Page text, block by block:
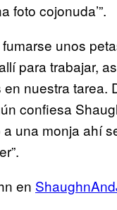
foto cojonuda’”.
unos
para trabajar,
nuestra tarea.
confiesa
una monja ahí
en